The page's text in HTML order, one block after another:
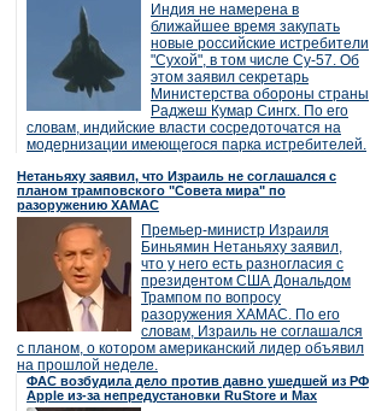
Индия не намерена в
ближайшее время закупать
новые российские истребители
"Сухой", в том числе Су-57. Об
этом заявил секретарь
Министерства обороны страны
Раджеш Кумар Сингх. По его
словам, индийские власти сосредоточатся на
модернизации имеющегося парка истребителей.
Нетаньяху заявил, что Израиль не соглашался с
планом трамповского "Совета мира" по
разоружению ХАМАС
Премьер-министр Израиля
Биньямин Нетаньяху заявил,
что у него есть разногласия с
президентом США Дональдом
Трампом по вопросу
разоружения ХАМАС. По его
словам, Израиль не соглашался
с планом, о котором американский лидер объявил
на прошлой неделе.
ФАС возбудила дело против давно ушедшей из РФ
Apple из-за непредустановки RuStore и Max